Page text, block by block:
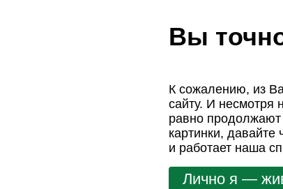
Вы
К сожалению, из
сайту. И несмотря
равно
картинки,
и работает наша
Лично я —